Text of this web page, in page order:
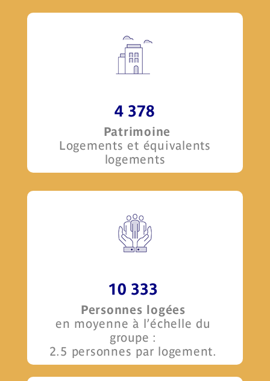
4 378
Patrimoine
Logements et équivalents
logements
10 333
Personnes logées
en moyenne à l’échelle du
groupe :
2.5 personnes par logement.